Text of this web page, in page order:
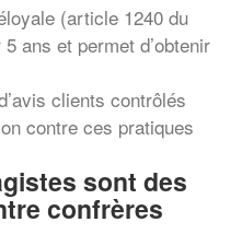
(article 1240 du
ans et permet d’obtenir
clients contrôlés
contre ces pratiques
sont des
confrères